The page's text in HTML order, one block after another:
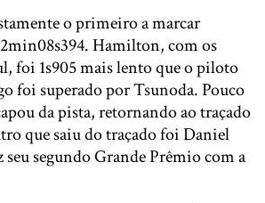
o primeiro a marcar
Hamilton, com os
foi 1s905 mais lento que o piloto
foi superado por Tsunoda. Pouco
da pista, retornando ao traçado
que saiu do traçado foi Daniel
segundo Grande Prêmio com a